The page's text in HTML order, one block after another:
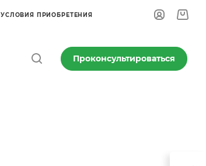
УСЛОВИЯ ПРИОБРЕТЕНИЯ
Проконсультироваться